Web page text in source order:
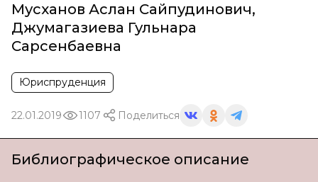
Мусханов Аслан Сайпудинович,
Джумагазиева Гульнара
Сарсенбаевна
Юриспруденция
22.01.2019 1107 Поделиться
Библиографическое описание